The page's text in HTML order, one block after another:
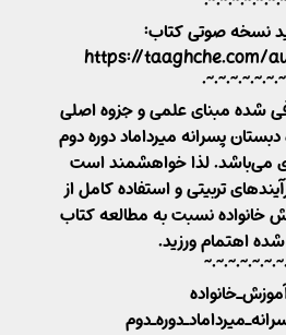
نسخه صوتی کتاب:
https://taaghche.com/
شده مبنای علمی و جزوه اصلی
پسرانه میرداماد دوره دوم
می‌باشد. لذا خواهشمند است
تربیتی و استفاده کامل از
نسبت به مطالعه کتاب
اهتمام ورزید.